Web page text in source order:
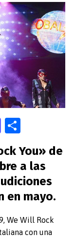
M
as
to
d
o
n
m
p
ar
tir
You» de
a las
en mayo.
We Will Rock
con una